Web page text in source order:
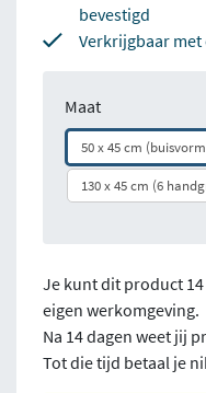
bevestigd
Verkrijgbaar
Maat
50 x 45 cm
130 x 45 cm (6
Je kunt dit product
eigen werkomgeving.
Na 14 dagen weet jij
Tot die tijd betaal je